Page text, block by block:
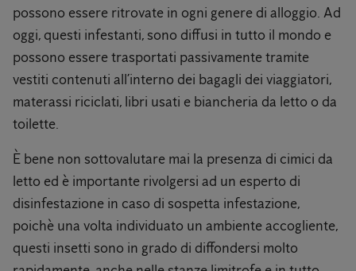
possono essere ritrovate in ogni genere di alloggio. Ad
oggi, questi infestanti, sono diffusi in tutto il mondo e
possono essere trasportati passivamente tramite
vestiti contenuti all’interno dei bagagli dei viaggiatori,
materassi riciclati, libri usati e biancheria da letto o da
toilette.
È bene non sottovalutare mai la presenza di cimici da
letto ed è importante rivolgersi ad un esperto di
disinfestazione in caso di sospetta infestazione,
poichè una volta individuato un ambiente accogliente,
questi insetti sono in grado di diffondersi molto